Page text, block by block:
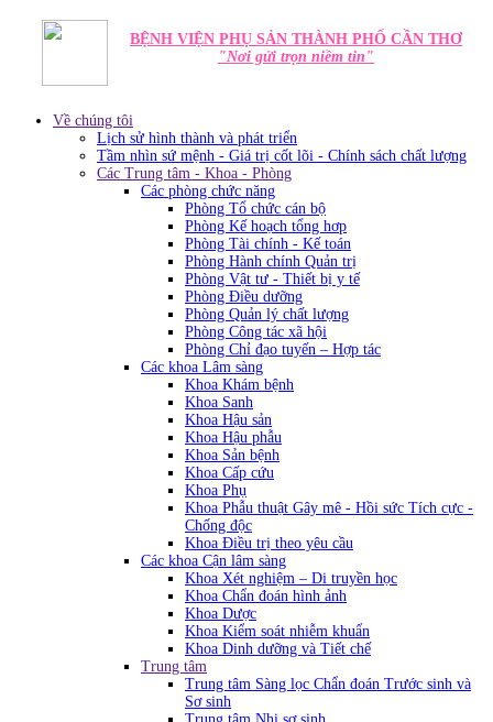
BỆNH VIỆN PHỤ SẢN THÀNH PHỐ CẦN THƠ
"Nơi gửi trọn niềm tin"
Về chúng tôi
Lịch sử hình thành và phát triển
Tầm nhìn sứ mệnh - Giá trị cốt lõi - Chính sách chất lượng
Các Trung tâm - Khoa - Phòng
Các phòng chức năng
Phòng Tổ chức cán bộ
Phòng Kế hoạch tổng hơp
Phòng Tài chính - Kế toán
Phòng Hành chính Quản trị
Phòng Vật tư - Thiết bị y tế
Phòng Điều dưỡng
Phòng Quản lý chất lượng
Phòng Công tác xã hội
Phòng Chỉ đạo tuyến – Hợp tác
Các khoa Lâm sàng
Khoa Khám bệnh
Khoa Sanh
Khoa Hậu sản
Khoa Hậu phẫu
Khoa Sản bệnh
Khoa Cấp cứu
Khoa Phụ
Khoa Phẫu thuật Gây mê - Hồi sức Tích cực -
Chống độc
Khoa Điều trị theo yêu cầu
Các khoa Cận lâm sàng
Khoa Xét nghiệm – Di truyền học
Khoa Chẩn đoán hình ảnh
Khoa Dược
Khoa Kiểm soát nhiễm khuẩn
Khoa Dinh dưỡng và Tiết chế
Trung tâm
Trung tâm Sàng lọc Chẩn đoán Trước sinh và
Sơ sinh